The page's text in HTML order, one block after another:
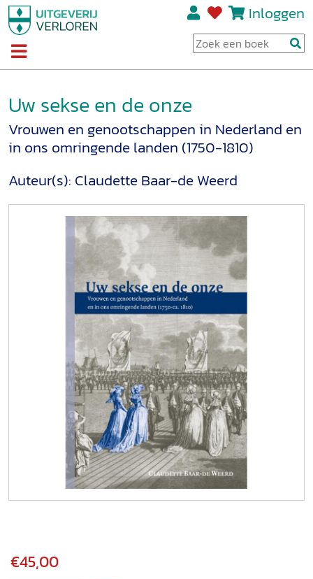
Inloggen
Uw sekse en de onze
Vrouwen en genootschappen in Nederland en
in ons omringende landen (1750-1810)
Auteur(s): Claudette Baar-de Weerd
€45,00